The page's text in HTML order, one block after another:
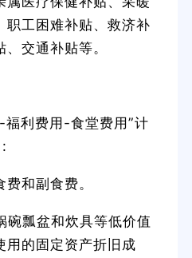
职工困难补贴、救济补
交通补贴等。
利费用-食堂费用”计
和副食费。
碗瓢盆和炊具等低价值
用的固定资产折旧成